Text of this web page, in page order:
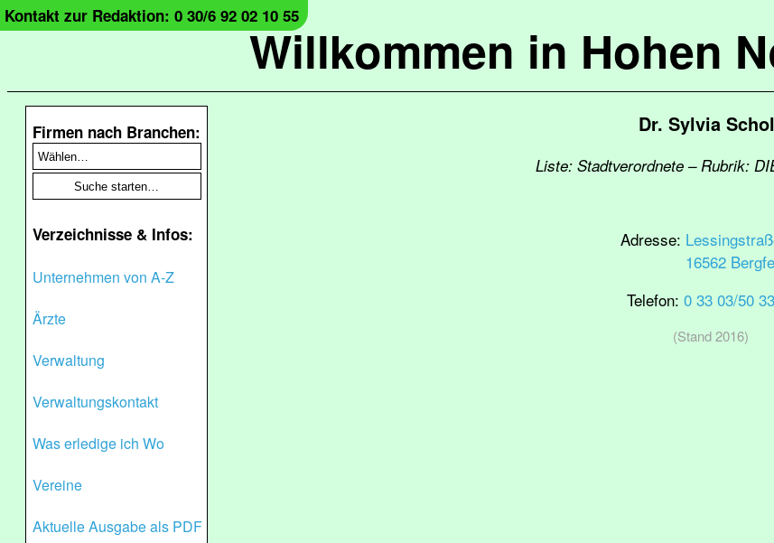
Willkommen in Hohen
Kontakt zur Redaktion: 0 30/6 92 02 10 55
Firmen nach Branchen:
Verzeichnisse & Infos:
Unternehmen von A-Z
Ärzte
Verwaltung
Verwaltungskontakt
Was erledige ich Wo
Vereine
Aktuelle Ausgabe als PDF
Dr. Sylvia
Liste: Stadtverordnete – Rubrik:
Adresse:
16562
Telefon: 0 33 03/50
(Stand 2016)